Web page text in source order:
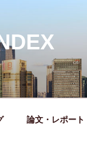
論文・レポート